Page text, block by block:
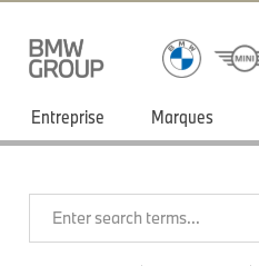
Entreprise Marques
Enter search terms...